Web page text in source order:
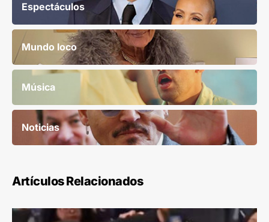
Espectáculos
Mundo loco
Música
Noticias
Artículos Relacionados